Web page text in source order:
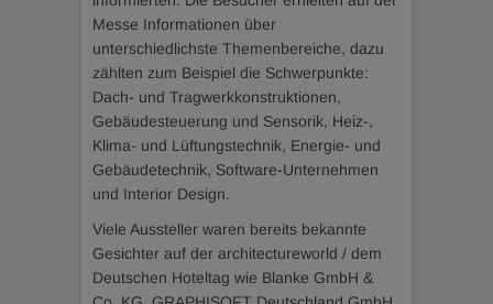
Messe Informationen über
unterschiedlichste Themenbereiche, dazu
zählten zum Beispiel die Schwerpunkte:
Dach- und Tragwerkkonstruktionen,
Gebäudesteuerung und Sensorik, Heiz-,
Klima- und Lüftungstechnik, Energie- und
Gebäudetechnik, Software-Unternehmen
und Interior Design.
Viele Aussteller waren bereits bekannte
Gesichter auf der architectureworld / dem
Deutschen Hoteltag wie Blanke GmbH &